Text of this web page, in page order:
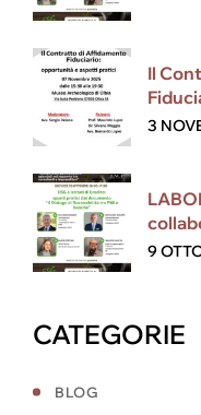
Il
3
9
CATEGORIE
BLOG